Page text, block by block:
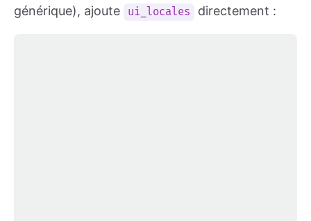
générique), ajoute
ui_locales directement :